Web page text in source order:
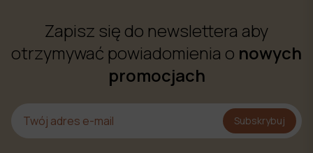
Zapisz się do newslettera aby
otrzymywać powiadomienia o nowych
promocjach
Subskrybuj